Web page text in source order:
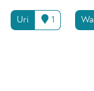
Uri 1